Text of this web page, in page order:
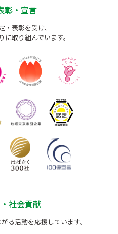
彰・宣言
・表彰を受け、
取り組んでいます。
社会貢献
る活動を応援しています。